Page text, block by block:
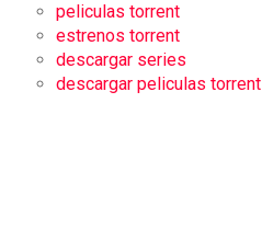
peliculas torrent
estrenos torrent
descargar series
descargar peliculas torrent